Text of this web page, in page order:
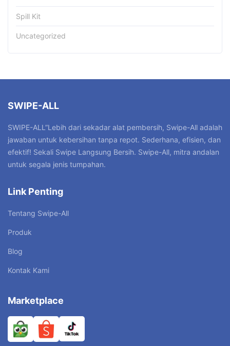
Spill Kit
Uncategorized
SWIPE-ALL
SWIPE-ALL”Lebih dari sekadar alat pembersih, Swipe-All adalah
jawaban untuk kebersihan tanpa repot. Sederhana, efisien, dan
efektif! Sekali Swipe Langsung Bersih. Swipe-All, mitra andalan
untuk segala jenis tumpahan.
Link Penting
Tentang Swipe-All
Produk
Blog
Kontak Kami
Marketplace